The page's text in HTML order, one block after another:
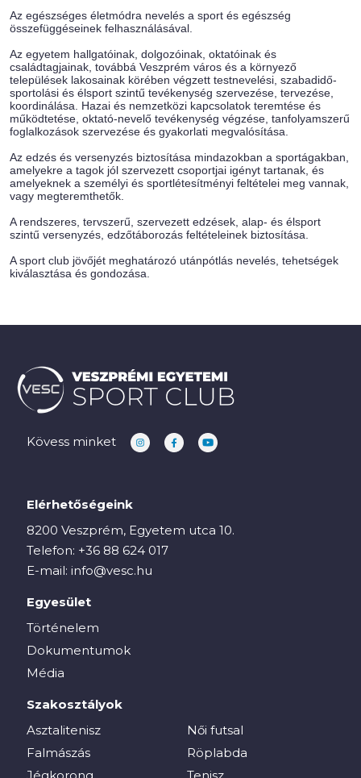
Az egészséges életmódra nevelés a sport és egészség
összefüggéseinek felhasználásával.
Az egyetem hallgatóinak, dolgozóinak, oktatóinak és
családtagjainak, továbbá Veszprém város és a környező
települések lakosainak körében végzett testnevelési, szabadidő-
sportolási és élsport szintű tevékenység szervezése, tervezése,
koordinálása. Hazai és nemzetközi kapcsolatok teremtése és
működtetése, oktató-nevelő tevékenység végzése, tanfolyamszerű
foglalkozások szervezése és gyakorlati megvalósítása.
Az edzés és versenyzés biztosítása mindazokban a sportágakban,
amelyekre a tagok jól szervezett csoportjai igényt tartanak, és
amelyeknek a személyi és sportlétesítményi feltételei meg vannak,
vagy megteremthetők.
A rendszeres, tervszerű, szervezett edzések, alap- és élsport
szintű versenyzés, edzőtáborozás feltételeinek biztosítása.
A sport club jövőjét meghatározó utánpótlás nevelés, tehetségek
kiválasztása és gondozása.
Kövess minket
Elérhetőségeink
8200 Veszprém, Egyetem utca 10.
Telefon: +36 88 624 017
E-mail: info@vesc.hu
Egyesület
Történelem
Dokumentumok
Média
Szakosztályok
Asztalitenisz
Falmászás
Női futsal
Röplabda